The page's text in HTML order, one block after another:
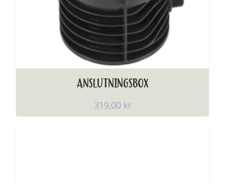
ANSLUTNINGSBOX
319,00 kr